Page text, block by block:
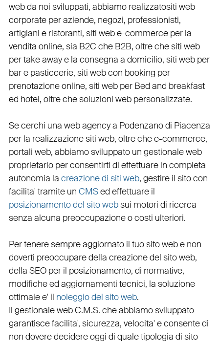
web da noi sviluppati, abbiamo realizzatositi web
corporateperaziende, negozi, professionisti,
artigiani e ristoranti, siti web e-commerceper la
vendita online, sia B2C che B2B, oltre chesiti web
per take awaye la consegna a domicilio, siti web per
bare pasticcerie, siti web con booking per
prenotazione online, siti web per Bed and breakfast
ed hotel, oltre chesoluzioni web personalizzate.
Se cerchi una web agency a Podenzanodi Piacenza
per la realizzazione siti web, oltre chee-commerce,
portali web, abbiamo sviluppato un gestionale web
proprietario per consentirti di effettuare in completa
autonomia la creazione di siti web, gestire il sito con
facilita' tramite un CMSed effettuare il
posizionamento del sito websui motori di ricerca
senza alcuna preoccupazione o costi ulteriori.
Per tenere sempre aggiornato il tuo sito web e non
doverti preoccupare della creazione del sito web,
della SEOper il posizionamento, di normative,
modifiche ed aggiornamenti tecnici, la soluzione
ottimale e' il noleggio del sito web.
Il gestionale web C.M.S. che abbiamo sviluppato
garantiscefacilita', sicurezza, velocita' e consente di
non dovere decidere oggi di quale tipologia di sito